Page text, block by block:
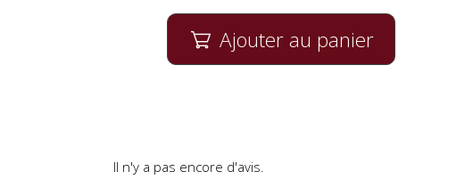
 Ajouter au panier
Il n'y a pas encore d'avis.